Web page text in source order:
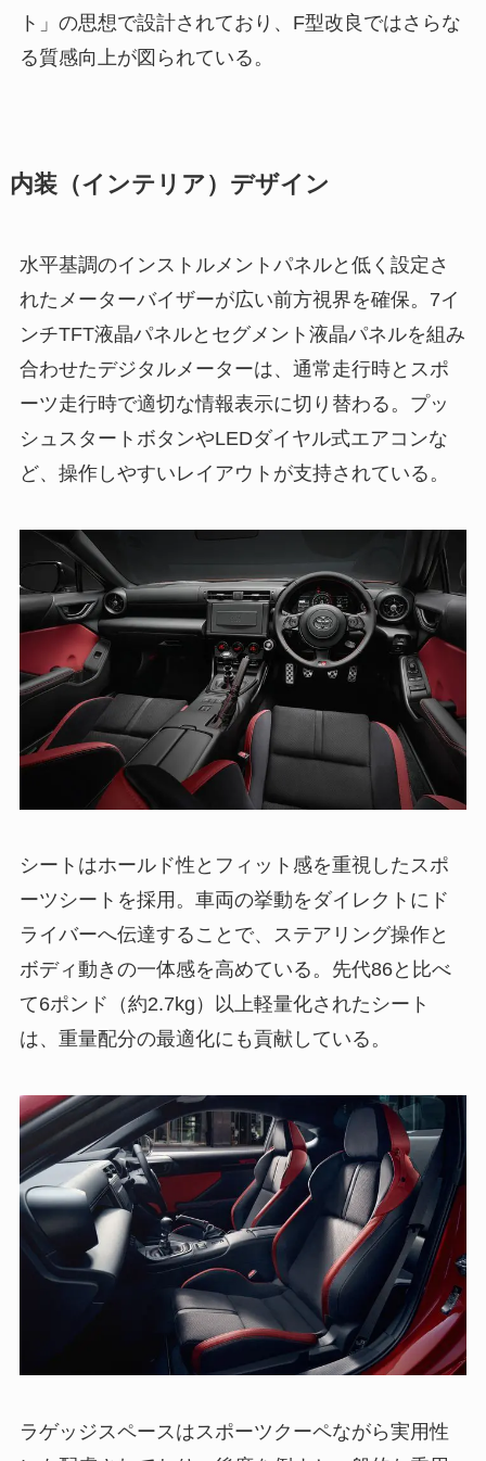
ト」の思想で設計されており、F型改良ではさらな
る質感向上が図られている。
内装（インテリア）デザイン
水平基調のインストルメントパネルと低く設定さ
れたメーターバイザーが広い前方視界を確保。7イ
ンチTFT液晶パネルとセグメント液晶パネルを組み
合わせたデジタルメーターは、通常走行時とスポ
ーツ走行時で適切な情報表示に切り替わる。プッ
シュスタートボタンやLEDダイヤル式エアコンな
ど、操作しやすいレイアウトが支持されている。
シートはホールド性とフィット感を重視したスポ
ーツシートを採用。車両の挙動をダイレクトにド
ライバーへ伝達することで、ステアリング操作と
ボディ動きの一体感を高めている。先代86と比べ
て6ポンド（約2.7kg）以上軽量化されたシート
は、重量配分の最適化にも貢献している。
ラゲッジスペースはスポーツクーペながら実用性